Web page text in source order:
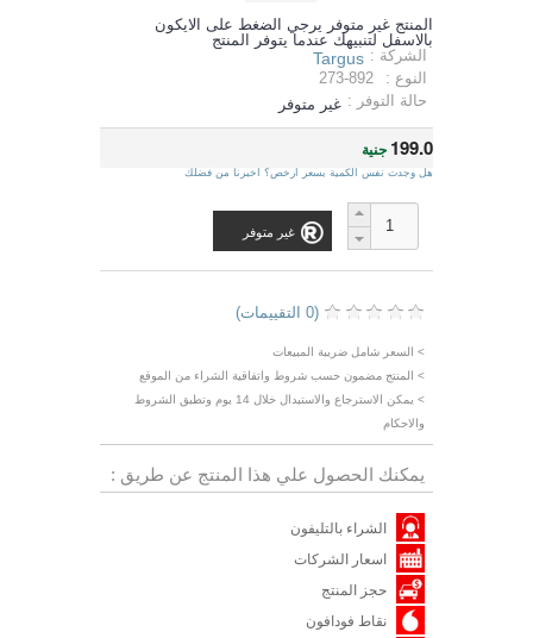
المنتج غير متوفر يرجي الضغط على الايكون
بالاسفل لتنبيهك عندما يتوفر المنتج
الشركة : Targus
النوع :
273-892
حالة التوفر : غير متوفر
199.0 جنية
هل وجدت نفس الكمية بسعر ارخص؟ اخبرنا من فضلك
غير متوفر
(0 التقييمات)
> السعر شامل ضريبة المبيعات
> المنتج مضمون حسب شروط واتفاقية الشراء من الموقع
> يمكن الاسترجاع والاستبدال خلال 14 يوم وتطبق الشروط
والاحكام
يمكنك الحصول علي هذا المنتج عن طريق :
الشراء بالتليفون
اسعار الشركات
حجز المنتج
نقاط فودافون